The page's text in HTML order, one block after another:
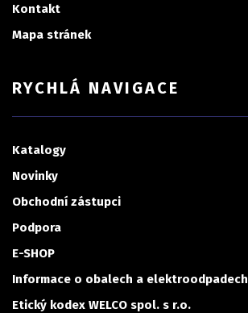
Kontakt
Mapa stránek
RYCHLÁ NAVIGACE
Katalogy
Novinky
Obchodní zástupci
Podpora
E-SHOP
Informace o obalech a elektroodpadech
Etický kodex WELCO spol. s r.o.